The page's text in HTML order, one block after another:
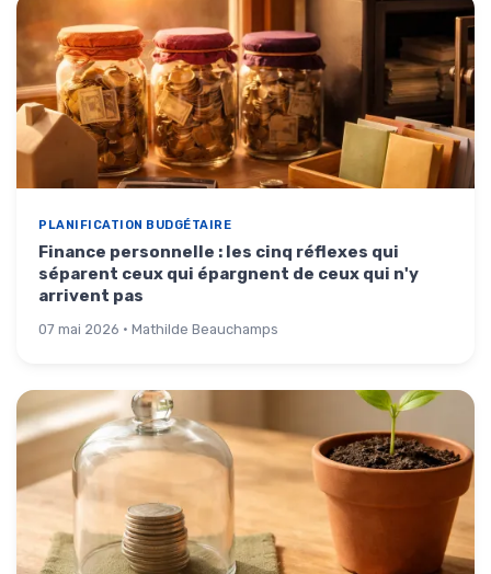
PLANIFICATION BUDGÉTAIRE
Finance personnelle : les cinq réflexes qui
séparent ceux qui épargnent de ceux qui n'y
arrivent pas
07 mai 2026 · Mathilde Beauchamps